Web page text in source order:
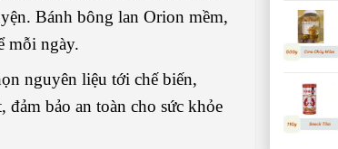
Bánh bông lan Orion mềm,
mỗi ngày.
nguyên liệu tới chế biến,
bảo an toàn cho sức khỏe